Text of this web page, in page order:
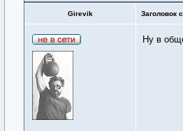
Girevik Заголовок
Ну в